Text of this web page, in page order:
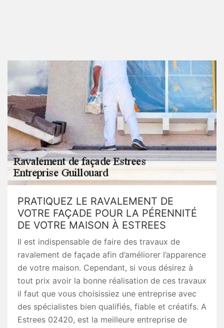
PRATIQUEZ LE RAVALEMENT DE
VOTRE FAÇADE POUR LA PÉRENNITÉ
DE VOTRE MAISON À ESTREES
Il est indispensable de faire des travaux de
ravalement de façade afin d’améliorer l’apparence
de votre maison. Cependant, si vous désirez à
tout prix avoir la bonne réalisation de ces travaux
il faut que vous choisissiez une entreprise avec
des spécialistes bien qualifiés, fiable et créatifs. A
Estrees 02420, est la meilleure entreprise de